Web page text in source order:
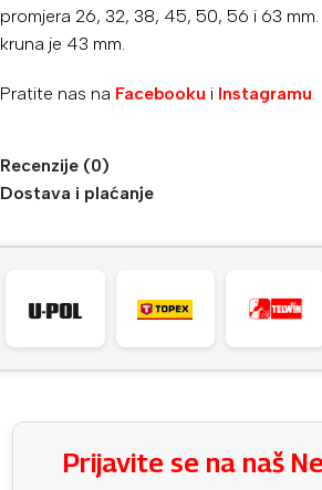
promjera 26, 32, 38, 45, 50, 56 i 63
kruna je 43 mm.
Pratite nas na Facebooku i Instagramu
Recenzije (0)
Dostava i plaćanje
Prijavite se na naš